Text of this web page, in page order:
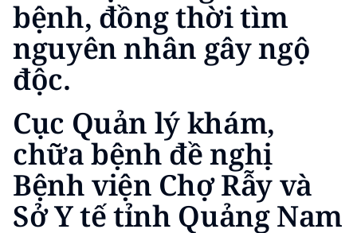
THỜI NAY
NHÂN DÂN CUỐI TUẦN
NHÂN DÂN HẰNG THÁNG
MUA BÁO
ĐỌC BÁO IN
bệnh, đồng thời tìm
nguyên nhân gây ngộ
độc.
Cục Quản lý khám,
chữa bệnh đề nghị
Bệnh viện Chợ Rẫy và
Sở Y tế tỉnh Quảng Nam